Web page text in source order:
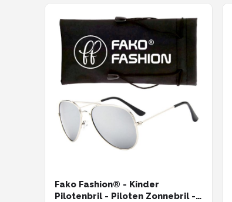
Fako Fashion® - Kinder
Pilotenbril - Piloten Zonnebril -